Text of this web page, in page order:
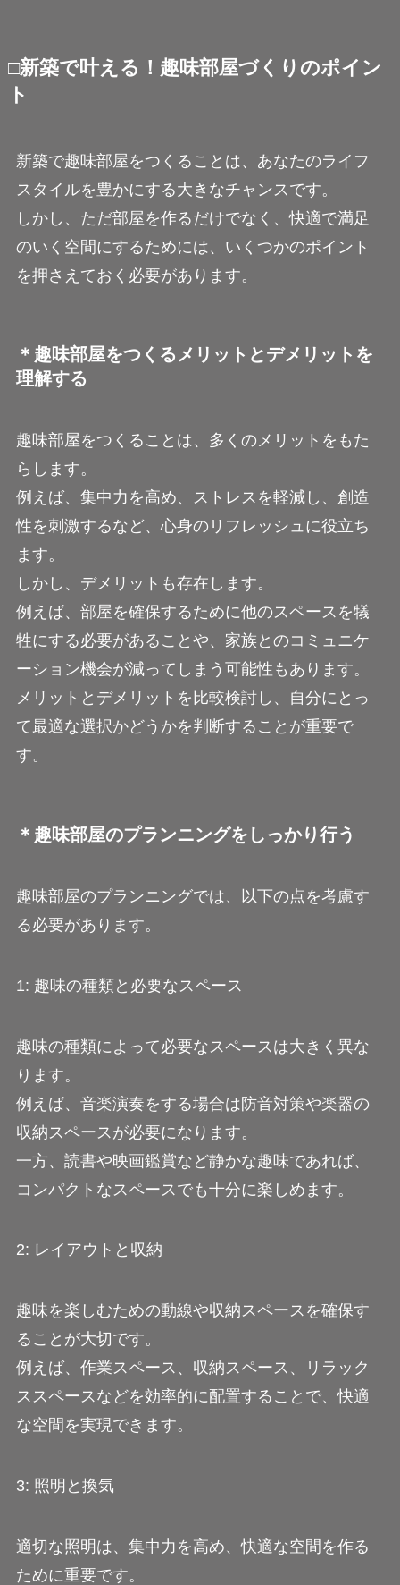
□新築で叶える！趣味部屋づくりのポイン
ト
新築で趣味部屋をつくることは、あなたのライフ
スタイルを豊かにする大きなチャンスです。
しかし、ただ部屋を作るだけでなく、快適で満足
のいく空間にするためには、いくつかのポイント
を押さえておく必要があります。
＊趣味部屋をつくるメリットとデメリットを
理解する
趣味部屋をつくることは、多くのメリットをもた
らします。
例えば、集中力を高め、ストレスを軽減し、創造
性を刺激するなど、心身のリフレッシュに役立ち
ます。
しかし、デメリットも存在します。
例えば、部屋を確保するために他のスペースを犠
牲にする必要があることや、家族とのコミュニケ
ーション機会が減ってしまう可能性もあります。
メリットとデメリットを比較検討し、自分にとっ
て最適な選択かどうかを判断することが重要で
す。
＊趣味部屋のプランニングをしっかり行う
趣味部屋のプランニングでは、以下の点を考慮す
る必要があります。
1: 趣味の種類と必要なスペース
趣味の種類によって必要なスペースは大きく異な
ります。
例えば、音楽演奏をする場合は防音対策や楽器の
収納スペースが必要になります。
一方、読書や映画鑑賞など静かな趣味であれば、
コンパクトなスペースでも十分に楽しめます。
2: レイアウトと収納
趣味を楽しむための動線や収納スペースを確保す
ることが大切です。
例えば、作業スペース、収納スペース、リラック
ススペースなどを効率的に配置することで、快適
な空間を実現できます。
3: 照明と換気
適切な照明は、集中力を高め、快適な空間を作る
ために重要です。